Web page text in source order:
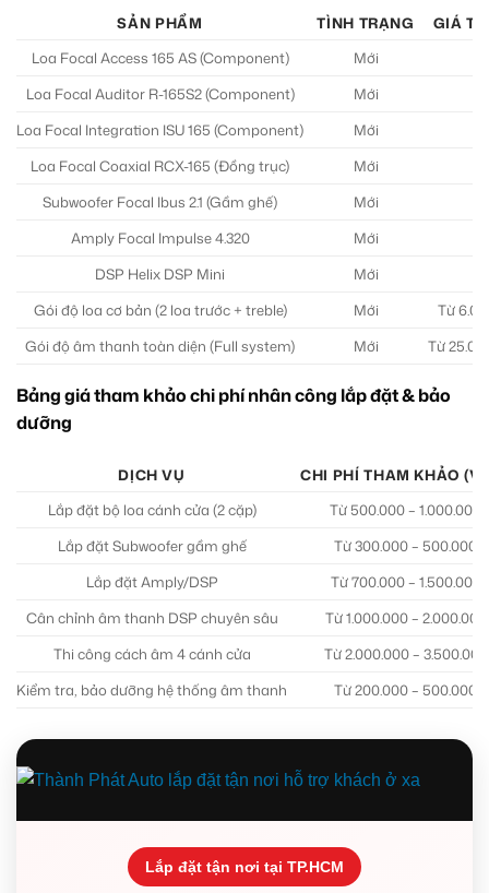
SẢN PHẨM TÌNH TRẠNG
GIÁ
Loa Focal Access 165 AS (Component)
Mới
Loa Focal Auditor R-165S2 (Component)
Mới
Loa Focal Integration ISU 165 (Component)
Mới
Loa Focal Coaxial RCX-165 (Đồng trục)
Mới
Subwoofer Focal Ibus 2.1 (Gầm ghế)
Mới
Amply Focal Impulse 4.320
Mới
DSP Helix DSP Mini
Mới
Gói độ loa cơ bản (2 loa trước + treble)
Mới
Từ
Gói độ âm thanh toàn diện (Full system)
Mới Từ
Bảng giá tham khảo chi phí nhân công lắp đặt & bảo
dưỡng
DỊCH VỤ
CHI PHÍ THAM KHẢO
Lắp đặt bộ loa cánh cửa (2 cặp)
Từ 500.000 – 1.000.000
Lắp đặt Subwoofer gầm ghế
Từ 300.000 – 500.000
Lắp đặt Amply/DSP
Từ 700.000 – 1.500.000
Cân chỉnh âm thanh DSP chuyên sâu
Từ 1.000.000 – 2.000.000
Thi công cách âm 4 cánh cửa
Từ 2.000.000 – 3.500.000
Kiểm tra, bảo dưỡng hệ thống âm thanh
Từ 200.000 – 500.000
Lắp đặt tận nơi tại TP.HCM